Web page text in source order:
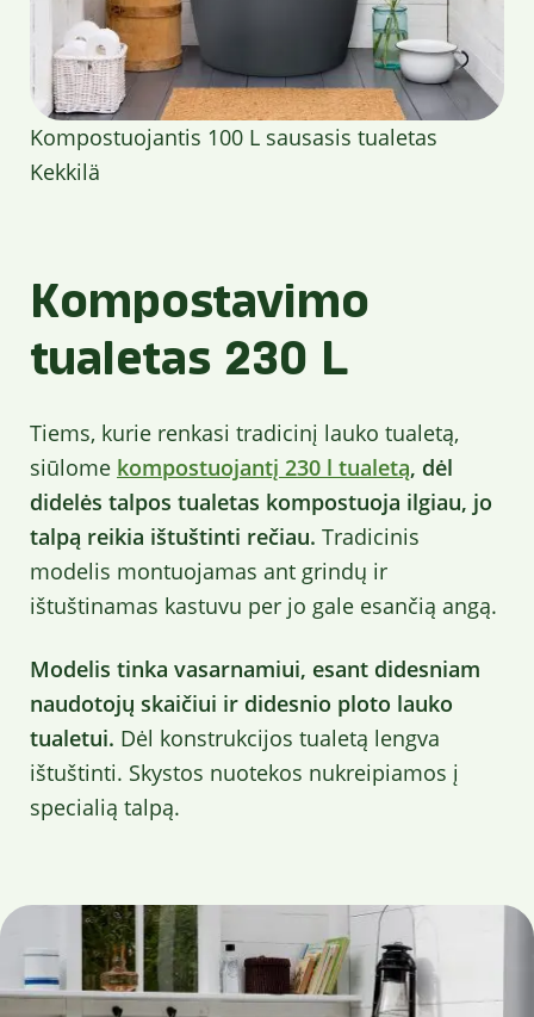
Kompostuojantis 100 L sausasis tualetas
Kekkilä
Kompostavimo
tualetas 230 L
Tiems, kurie renkasi tradicinį lauko tualetą,
siūlome kompostuojantį 230 l tualetą, dėl
didelės talpos tualetas kompostuoja ilgiau, jo
talpą reikia ištuštinti rečiau. Tradicinis
modelis montuojamas ant grindų ir
ištuštinamas kastuvu per jo gale esančią angą.
Modelis tinka vasarnamiui, esant didesniam
naudotojų skaičiui ir didesnio ploto lauko
tualetui. Dėl konstrukcijos tualetą lengva
ištuštinti. Skystos nuotekos nukreipiamos į
specialią talpą.